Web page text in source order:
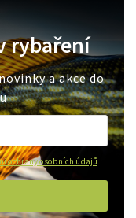
rybaření
a akce do
ochrany osobních údajů